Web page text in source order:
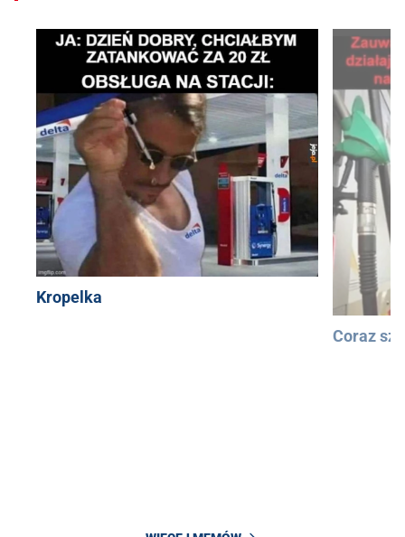
Kropelka
Coraz